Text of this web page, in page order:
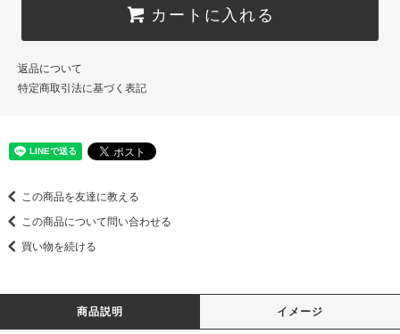
カートに入れる
返品について
特定商取引法に基づく表記
この商品を友達に教える
この商品について問い合わせる
買い物を続ける
商品説明 イメージ